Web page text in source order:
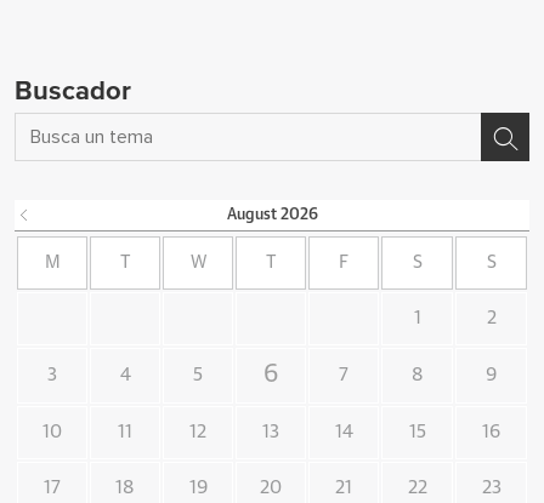
Buscador
August 2026
M W F S S
1 2
3 4 5 6 7 8 9
10 11 12 13 14 15 16
17 18 19 20 21 22 23